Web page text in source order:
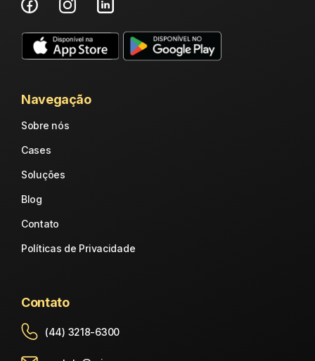
Navegação
Sobre nós
Cases
Soluções
Blog
Contato
Políticas de Privacidade
Contato
(44) 3218-6300